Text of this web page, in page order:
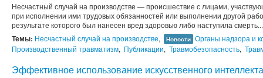
Несчастный случай на производстве — происшествие с лицами,
при исполнении ими трудовых обязанностей или выполнении другой
результате которого был нанесен вред здоровью либо наступила смерть...
Темы: Несчастный случай на производстве, Новости Органы надзора и
Производственный травматизм, Публикации, Травмобезопасность,
Эффективное использование искусственного